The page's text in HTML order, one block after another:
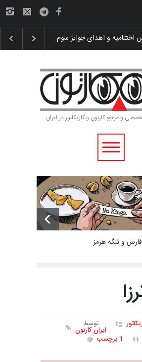
اختتامیه و اهدای جوایز سوم…
و مرجع کارتون و کاریکاتور در ایران
و تنگه هرمز
توسط
ایران کارتون
1 برچسب